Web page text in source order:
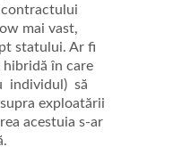
contractului
mai vast,
statului. Ar fi
în care
individul) să
exploatării
acestuia s-ar